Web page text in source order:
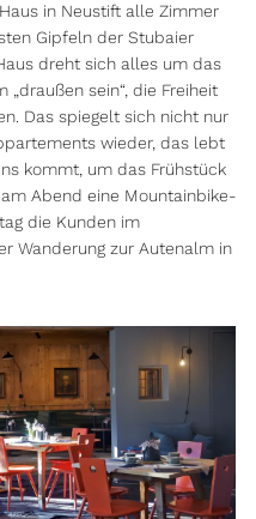
in Neustift alle Zimmer
Gipfeln der Stubaier
dreht sich alles um das
„draußen sein“, die Freiheit
Das spiegelt sich nicht nur
wieder, das lebt
kommt, um das Frühstück
Abend eine Mountainbike-
die Kunden im
Wanderung zur Autenalm in